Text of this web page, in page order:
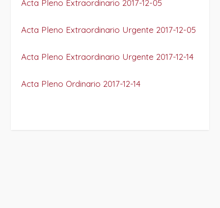
Acta Pleno Extraordinario 2017-12-05
Acta Pleno Extraordinario Urgente 2017-12-05
Acta Pleno Extraordinario Urgente 2017-12-14
Acta Pleno Ordinario 2017-12-14